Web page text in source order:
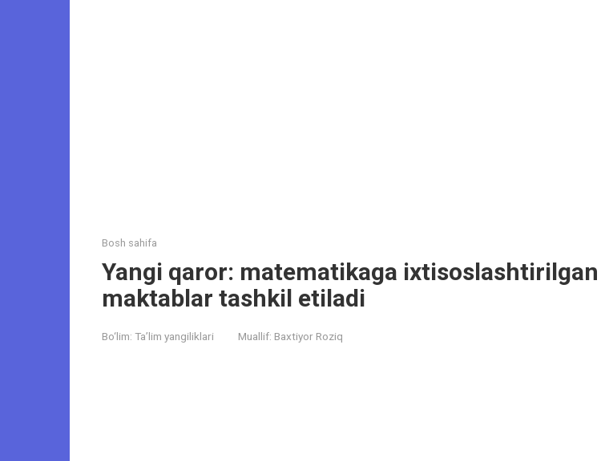
Bosh sahifa
Yangi qaror: matematikaga ixtisoslashtirilgan
maktablar tashkil etiladi
Bo‘lim: Ta’lim yangiliklari Muallif: Baxtiyor Roziq